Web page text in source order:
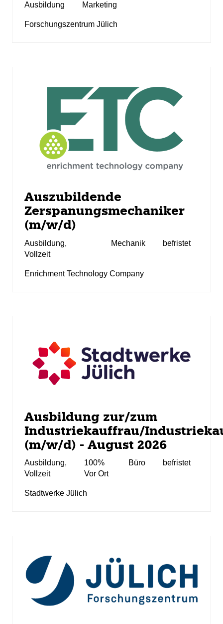
Ausbildung Marketing
Forschungszentrum Jülich
Auszubildende
Zerspanungsmechaniker
(m/w/d)
Ausbildung,
Vollzeit
Mechanik befristet
Enrichment Technology Company
Ausbildung zur/zum
Industriekauffrau/
(m/w/d) - August 2026
Ausbildung,
Vollzeit
100%
Vor Ort
Büro befristet
Stadtwerke Jülich